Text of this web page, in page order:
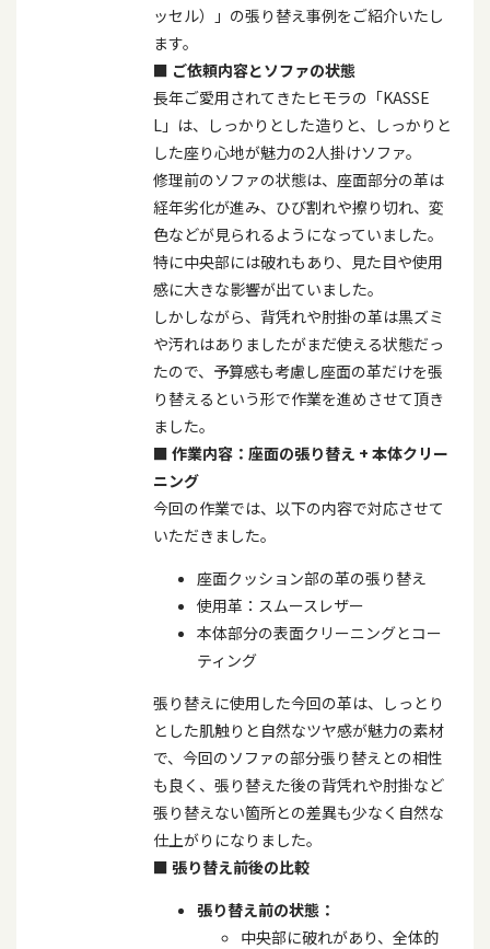
ッセル）」の張り替え事例をご紹介いたし
ます。
■ ご依頼内容とソファの状態
長年ご愛用されてきたヒモラの「KASSE
L 」は、しっかりとした造りと、しっかりと
した座り心地が魅力の2人掛けソファ。
修理前のソファの状態は、座面部分の革は
経年劣化が進み、ひび割れや擦り切れ、変
色などが見られるようになっていました。
特に中央部には破れもあり、見た目や使用
感に大きな影響が出ていました。
しかしながら、背凭れや肘掛の革は黒ズミ
や汚れはありましたがまだ使える状態だっ
たので、予算感も考慮し座面の革だけを張
り替えるという形で作業を進めさせて頂き
ました。
■ 作業内容：座面の張り替え + 本体クリー
ニング
今回の作業では、以下の内容で対応させて
いただきました。
座面クッション部の革の張り替え
使用革：スムースレザー
本体部分の表面クリーニングとコー
ティング
張り替えに使用した今回の革は、しっとり
とした肌触りと自然なツヤ感が魅力の素材
で、今回のソファの部分張り替えとの相性
も良く、張り替えた後の背凭れや肘掛など
張り替えない箇所との差異も少なく自然な
仕上がりになりました。
■ 張り替え前後の比較
張り替え前の状態：
中央部に破れがあり、全体的